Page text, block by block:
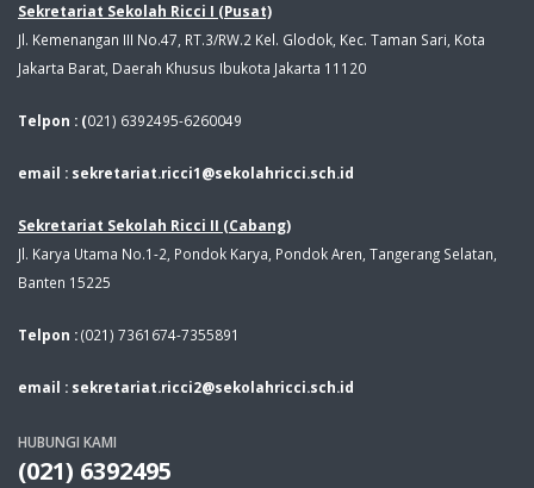
Sekretariat Sekolah Ricci I (Pusat)
Jl. Kemenangan III No.47, RT.3/RW.2 Kel. Glodok, Kec. Taman Sari, Kota
Jakarta Barat, Daerah Khusus Ibukota Jakarta 11120
Telpon : (021) 6392495-6260049
email : sekretariat.ricci1@sekolahricci.sch.id
Sekretariat Sekolah Ricci II (Cabang)
Jl. Karya Utama No.1-2, Pondok Karya, Pondok Aren, Tangerang Selatan,
Banten 15225
Telpon :(021) 7361674-7355891
email : sekretariat.ricci2@sekolahricci.sch.id
HUBUNGI KAMI
(021) 6392495